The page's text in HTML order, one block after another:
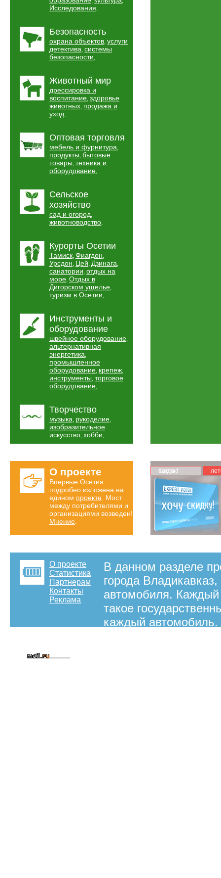
Исследования,
Безопасность
охрана объектов, услуги
детектива, системы
безопасности,
Животный мир
дрессировка и
воспитание, здоровье
животных, продажа и
уход,
Оптовая торговля
мебель и фурнитура,
продукты, бытовые
товары, техника и
оборудование,
Сельское
хозяйство
сад и огород,
животноводство,
Курорты Осетии
Тамиск, Фиагдон,
Урсдон, Цей, Дзинага,
санатории, отдых на
море, Отдых в
Дигорском ущелье,
туризм в Осетии,
Инструменты и
оборудование
швейное оборудование,
альтернативная
энергетика,
промышленное
оборудование, крепеж,
инструменты, торговое
оборудование,
Творчество
музыка, рукоделие,
изобразительное
искусство, хобби,
О проекте
Впервые Осетия
подробно изложена на
едином проекте . Мост
между потребителями и
организациями возведен!
Мнение
Карта скидок!
О проекте
Статистика
Партнерам
Контакты
Реклама
В данном разделе
города
автомобиля. Каждый
такое
каждый